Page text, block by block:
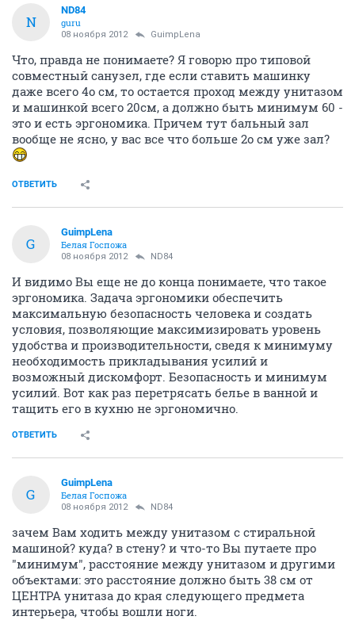
N
ND84
guru
08 ноября 2012 GuimpLena
Что, правда не понимаете? Я говорю про типовой
совместный санузел, где если ставить машинку
даже всего 4о см, то остается проход между унитазом
и машинкой всего 20см, а должно быть минимум 60 -
это и есть эргономика. Причем тут бальный зал
вообще не ясно, у вас все что больше 2о см уже зал?
ОТВЕТИТЬ
G
GuimpLena
Белая Госпожа
08 ноября 2012 ND84
И видимо Вы еще не до конца понимаете, что такое
эргономика. Задача эргономики обеспечить
максимальную безопасность человека и создать
условия, позволяющие максимизировать уровень
удобства и производительности, сведя к минимуму
необходимость прикладывания усилий и
возможный дискомфорт. Безопасность и минимум
усилий. Вот как раз перетрясать белье в ванной и
тащить его в кухню не эргономично.
ОТВЕТИТЬ
G
GuimpLena
Белая Госпожа
08 ноября 2012 ND84
зачем Вам ходить между унитазом с стиральной
машиной? куда? в стену? и что-то Вы путаете про
"минимум", расстояние между унитазом и другими
объектами: это расстояние должно быть 38 см от
ЦЕНТРА унитаза до края следующего предмета
интерьера, чтобы вошли ноги.